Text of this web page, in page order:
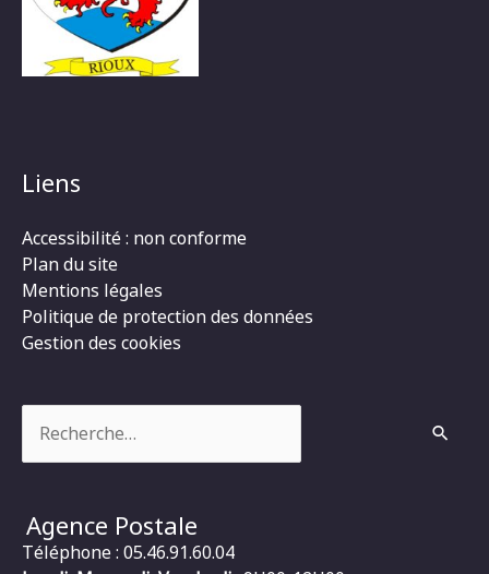
Liens
Accessibilité : non conforme
Plan du site
Mentions légales
Politique de protection des données
Gestion des cookies
Agence Postale
Téléphone : 05.46.91.60.04